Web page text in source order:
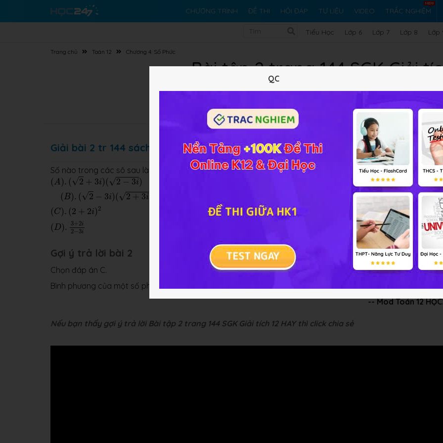
CHƯƠNG TRÌNH ĐỀ THI HỎI ĐÁP TƯ LIỆU VIDEO TRẮC NGHIỆM
Tiểu Học Lớp 6 Lớp 7 Lớp 8 Lớp
Trang chủ Toán 12 Chương 4: Số Phức
Bài tập 2 trang 144 SGK Giải
10 trắc nghiệm
Lý thuyết 10Trắc nghiệm 51BT SGK 344FAQ
Giải bài 2 tr 144 sách GK Toán GT lớp 12
Số nào trong các sô sau là số ảo?
(A). (√2 + 3i)(√2 − 3i)
(B). (√2 − 3i)(√2 + 3i
(C). (2 + 2i) 2
(D). 3+2i
2− 3i
(A ) (2+3i)( 2− 3i) (B).(2 −3
Gợi ý trả lời bài 2
Chọn đáp án C.
Bình phương của một số phức có phần thực, phần ảo khác không và bằng nhau là một số ảo.
-- Mod Toán 12
Nếu bạn thấy gợi ý trả lời Bài tập 2 trang 144 SGK Giải tích 12 HAY thì click chia sẻ
QC